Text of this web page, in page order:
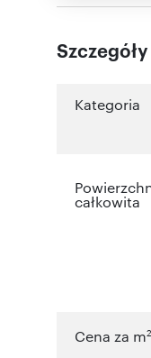
Kategoria
całkowita
Cena za m2